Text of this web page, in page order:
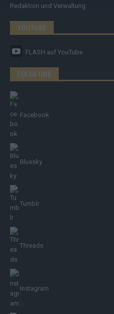
Redaktion und Verwaltung
YOUTUBE
FLASH auf YouTube
FOLGE UNS
Facebook
Bluesky
Tumblr
Threads
Instagram